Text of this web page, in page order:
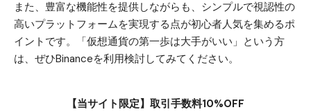
また、豊富な機能性を提供しながらも、シンプルで視認性の
高いプラットフォームを実現する点が初心者人気を集めるポ
イントです。「仮想通貨の第一歩は大手がいい」という方
は、ぜひBinanceを利用検討してみてください。
【当サイト限定】取引手数料10%OFF